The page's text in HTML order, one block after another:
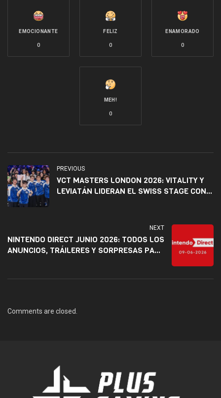
EMOCIONANTE
0
FELIZ
0
ENAMORADO
0
MEH!
0
PREVIOUS
VCT MASTERS LONDON 2026: VITALITY Y
LEVIATÁN LIDERAN EL SWISS STAGE CON
NEXT
NINTENDO DIRECT JUNIO 2026: TODOS LOS
ANUNCIOS, TRÁILERES Y SORPRESAS PARA
Comments are closed.